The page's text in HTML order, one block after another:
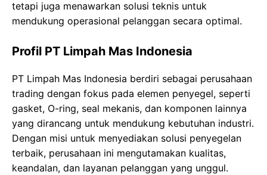
tetapi juga menawarkan solusi teknis untuk
mendukung operasional pelanggan secara optimal.
Profil PT Limpah Mas Indonesia
PT Limpah Mas Indonesia berdiri sebagai perusahaan
trading dengan fokus pada elemen penyegel, seperti
gasket, O-ring, seal mekanis, dan komponen lainnya
yang dirancang untuk mendukung kebutuhan industri.
Dengan misi untuk menyediakan solusi penyegelan
terbaik, perusahaan ini mengutamakan kualitas,
keandalan, dan layanan pelanggan yang unggul.